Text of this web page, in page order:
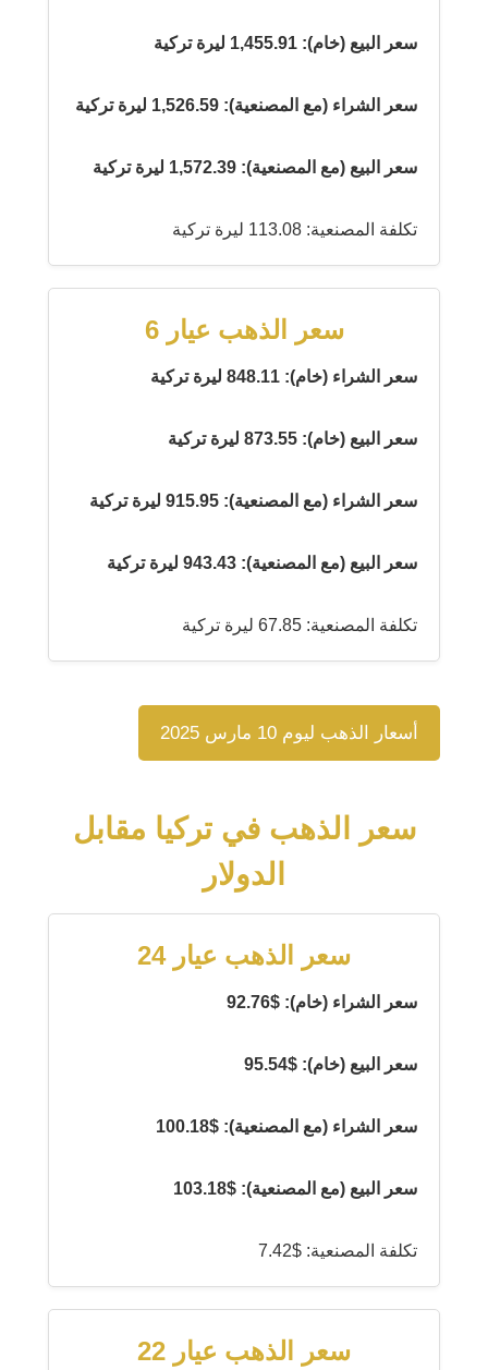
سعر البيع (خام): 1,455.91 ليرة تركية
سعر الشراء (مع المصنعية): 1,526.59 ليرة تركية
سعر البيع (مع المصنعية): 1,572.39 ليرة تركية
تكلفة المصنعية: 113.08 ليرة تركية
سعر الذهب عيار 6
سعر الشراء (خام): 848.11 ليرة تركية
سعر البيع (خام): 873.55 ليرة تركية
سعر الشراء (مع المصنعية): 915.95 ليرة تركية
سعر البيع (مع المصنعية): 943.43 ليرة تركية
تكلفة المصنعية: 67.85 ليرة تركية
أسعار الذهب ليوم 10 مارس 2025
سعر الذهب في تركيا مقابل
الدولار
سعر الذهب عيار 24
سعر الشراء (خام): $92.76
سعر البيع (خام): $95.54
سعر الشراء (مع المصنعية): $100.18
سعر البيع (مع المصنعية): $103.18
تكلفة المصنعية: $7.42
سعر الذهب عيار 22